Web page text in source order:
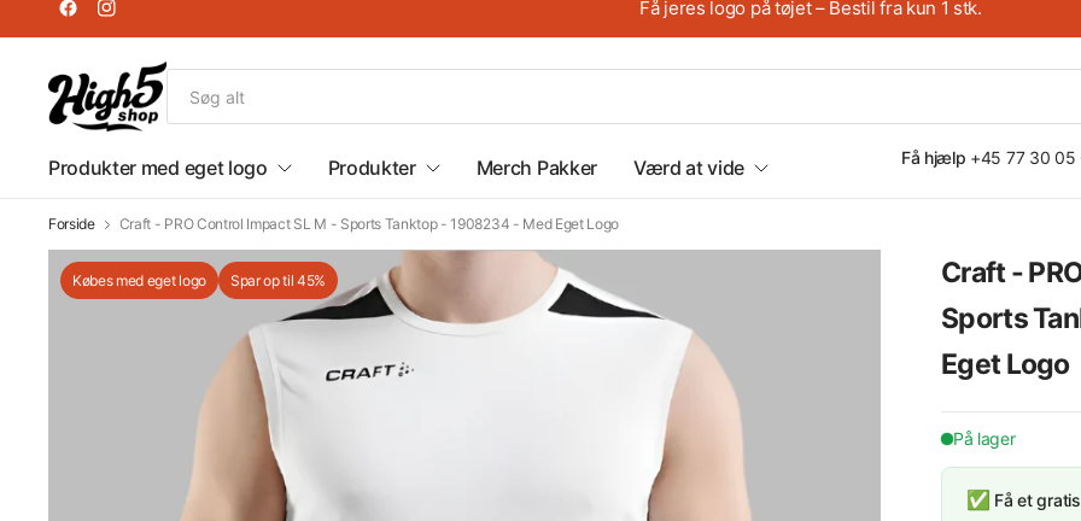
Få jeres logo på tøjet – Bestil fra kun 1 stk.
Produkter med eget logo Produkter Merch Pakker Værd at vide Få hjælp +45 77 30 05
Forside Craft - PRO Control Impact SL M - Sports Tanktop - 1908234 - Med Eget Logo
Købes med eget logo Spar op til 45% Købes med eget logo
Craft -
Sports
Eget Logo
På lager
✅ Få et